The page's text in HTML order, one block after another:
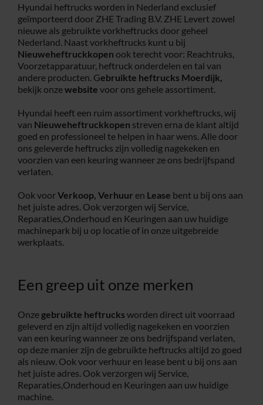
Services
Contact
Hyundai heftrucks worden in Nederland exclusief
geïmporteerd door ZHE Trading B.V. ZHE Levert zowel
nieuwe als gebruikte vorkheftrucks door geheel
Nederland. Naast vorkheftrucks kunt u bij
Nieuweheftruckkopen ook terecht voor: Reachtruks,
Voorzetapparatuur, heftruck onderdelen en tal van
andere producten. Gebruikte heftrucks Moerdijk,
bekijk onzewebsite voor ons gehele assortiment.
Hyundai heeft een ruim assortiment vorkheftrucks, wij
van Nieuweheftruckkopen streven erna de klant altijd
goed en professioneel te helpen in haar wens. Alle door
ons geleverde heftrucks zijn volledig nagekeken en
voorzien van een keuring wanneer ze ons bedrijfspand
verlaten.
Ook voorVerkoop, Verhuur en Lease bent u bij ons aan
het juiste adres. Ook verzorgen wij Service,
Reparaties,Onderhoud en Keuringen aan uw huidige
machinepark bij u op locatie of in onze uitgebreide
werkplaats.
Een greep uit onze merken
Onze gebruikte heftrucks worden direct uit voorraad
geleverd en zijn altijd volledig nagekeken en voorzien
van een keuring wanneer ze ons bedrijfspand verlaten,
op deze manier zijn de gebruikte heftrucks altijd zo goed
als nieuw. Ook voor verhuur en lease bent u bij ons aan
het juiste adres. Ook verzorgen wij Service,
Reparaties,Onderhoud en Keuringen aan uw huidige
machine.